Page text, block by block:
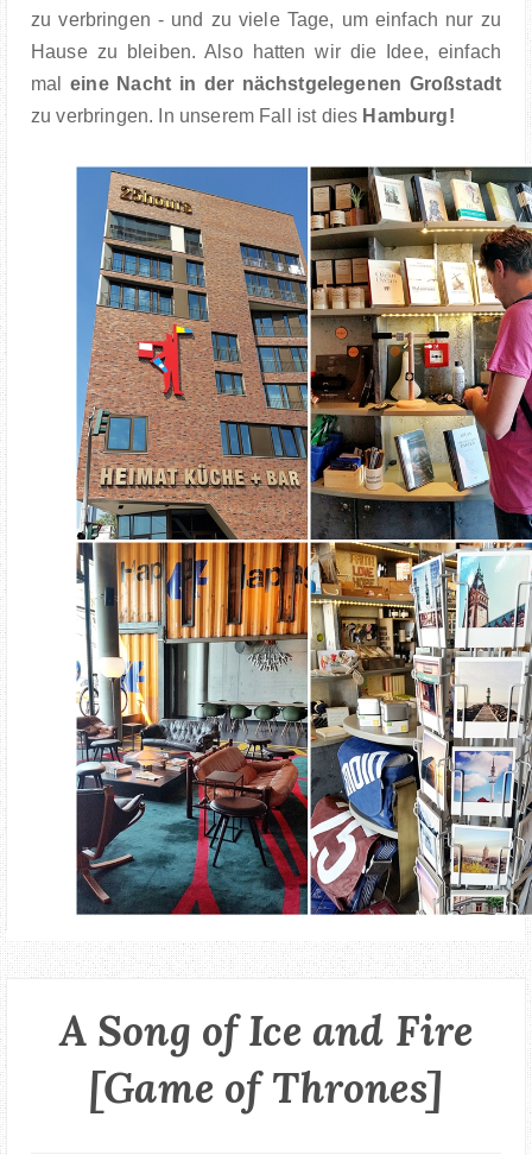
zu verbringen - und zu viele Tage, um einfach nur zu
Hause zu bleiben. Also hatten wir die Idee, einfach
maleine Nacht in der nächstgelegenen Großstadt
zu verbringen. In unserem Fall ist dies Hamburg!
A Song of Ice and Fire
[Game of Thrones]